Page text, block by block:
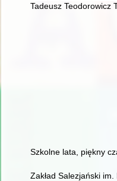
Tadeusz Teodorowicz
Szkolne lata, piękny
Zakład Salezjański